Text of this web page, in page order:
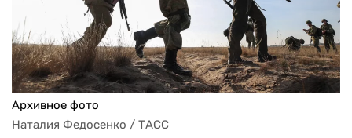
Архивное фото
Наталия Федосенко / ТАСС